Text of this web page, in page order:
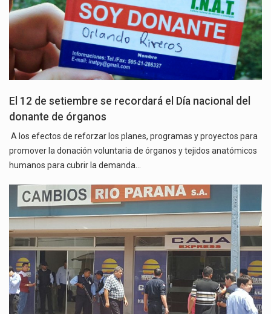
El 12 de setiembre se recordará el Día nacional del
donante de órganos
A los efectos de reforzar los planes, programas y proyectos para
promover la donación voluntaria de órganos y tejidos anatómicos
humanos para cubrir la demanda…